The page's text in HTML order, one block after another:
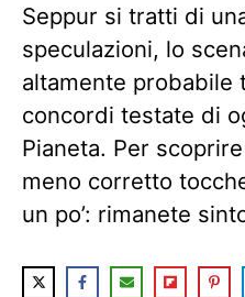
Seppur si tratti di
speculazioni, lo
altamente probabile
concordi testate di
Pianeta. Per
meno corretto
un po’: rimanete